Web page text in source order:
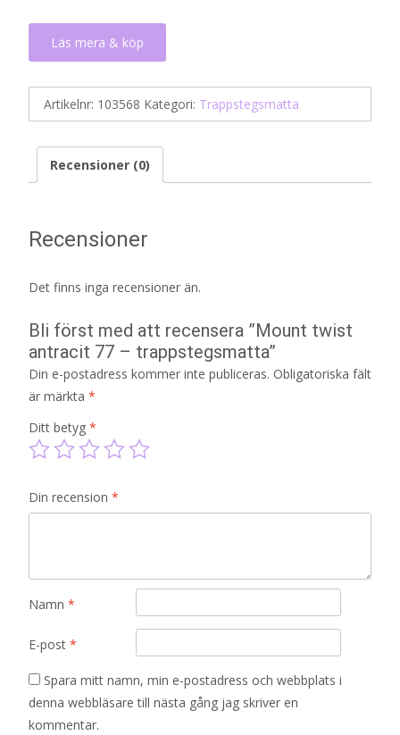
Läs mera & köp
Artikelnr: 103568 Kategori: Trappstegsmatta
Recensioner (0)
Recensioner
Det finns inga recensioner än.
Bli först med att recensera ”Mount twist
antracit 77 – trappstegsmatta”
Din e-postadress kommer inte publiceras. Obligatoriska fält
är märkta *
Ditt betyg *
Din recension *
Namn *
E-post *
Spara mitt namn, min e-postadress och webbplats i
denna webbläsare till nästa gång jag skriver en
kommentar.